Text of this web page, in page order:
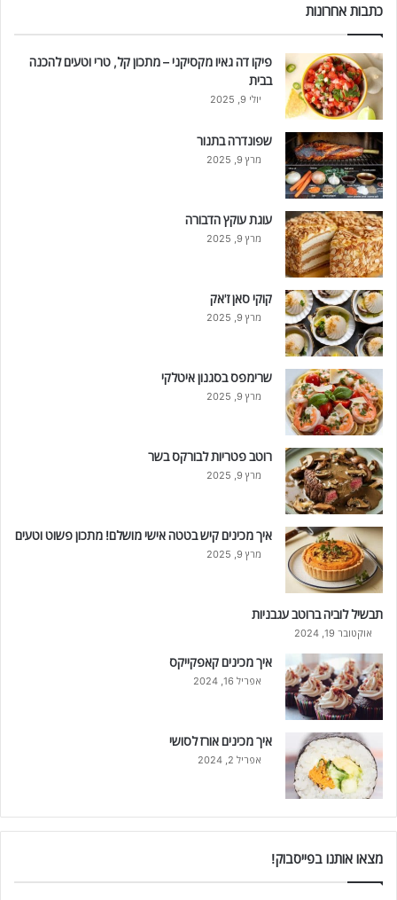
כתבות אחרונות
פיקו דה גאיו מקסיקני – מתכון קל, טרי וטעים להכנה
בבית
יולי 9, 2025
שפונדרה בתנור
מרץ 9, 2025
עוגת עוקץ הדבורה
מרץ 9, 2025
קוקי סאן ז'אק
מרץ 9, 2025
שרימפס בסגנון איטלקי
מרץ 9, 2025
רוטב פטריות לבורקס בשר
מרץ 9, 2025
איך מכינים קיש בטטה אישי מושלם! מתכון פשוט וטעים
מרץ 9, 2025
תבשיל לוביה ברוטב עגבניות
אוקטובר 19, 2024
איך מכינים קאפקייקס
אפריל 16, 2024
איך מכינים אורז לסושי
אפריל 2, 2024
מצאו אותנו בפייסבוק!